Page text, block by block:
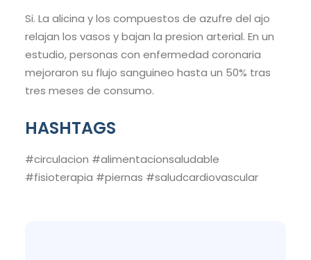
Si. La alicina y los compuestos de azufre del ajo
relajan los vasos y bajan la presion arterial. En un
estudio, personas con enfermedad coronaria
mejoraron su flujo sanguineo hasta un 50% tras
tres meses de consumo.
HASHTAGS
#circulacion #alimentacionsaludable
#fisioterapia #piernas #saludcardiovascular